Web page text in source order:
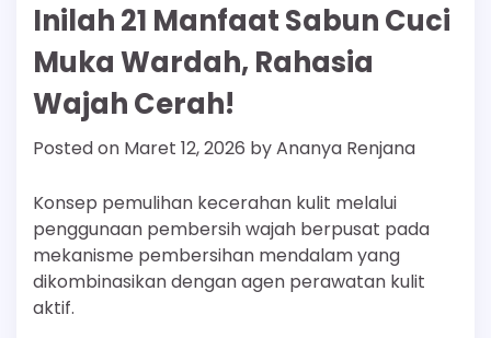
Inilah 21 Manfaat Sabun Cuci
Muka Wardah, Rahasia
Wajah Cerah!
Posted on Maret 12, 2026 byAnanya Renjana
Konsep pemulihan kecerahan kulit melalui
penggunaan pembersih wajah berpusat pada
mekanisme pembersihan mendalam yang
dikombinasikan dengan agen perawatan kulit
aktif.